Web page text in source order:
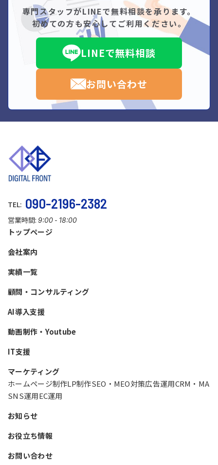
専門スタッフがLINEで無料相談を承ります。
初めての方も安心してご利用ください。
LINEで無料相談
お問い合わせ
TEL: 090-2196-2382
営業時間: 9:00 - 18:00
トップページ
会社案内
実績一覧
顧問・コンサルティング
AI導入支援
動画制作・Youtube
IT支援
マーケティング
ホームページ制作LP制作SEO・MEO対策広告運用CRM・MA
SNS運用EC運用
お知らせ
お役立ち情報
お問い合わせ